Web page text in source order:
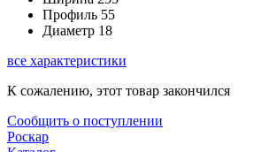
Профиль 55
Диаметр 18
все характеристики
К сожалению, этот товар закончился
Сообщить о поступлении
Роскар